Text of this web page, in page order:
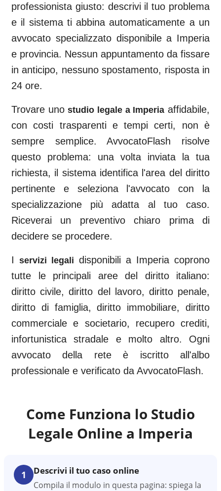
professionista giusto: descrivi il tuo problema
e il sistema ti abbina automaticamente a un
avvocato specializzato disponibile a Imperia
e provincia. Nessun appuntamento da fissare
in anticipo, nessuno spostamento, risposta in
24 ore.
Trovare unostudio legale a Imperia affidabile,
con costi trasparenti e tempi certi, non è
sempre semplice. AvvocatoFlash risolve
questo problema: una volta inviata la tua
richiesta, il sistema identifica l'area del diritto
pertinente e seleziona l'avvocato con la
specializzazione più adatta al tuo caso.
Riceverai un preventivo chiaro prima di
decidere se procedere.
I servizi legali disponibili a Imperia coprono
tutte le principali aree del diritto italiano:
diritto civile, diritto del lavoro, diritto penale,
diritto di famiglia, diritto immobiliare, diritto
commerciale e societario, recupero crediti,
infortunistica stradale e molto altro. Ogni
avvocato della rete è iscritto all'albo
professionale e verificato da AvvocatoFlash.
Come Funziona lo Studio
Legale Online a Imperia
1 Descrivi il tuo caso online
Compila il modulo in questa pagina: spiega la